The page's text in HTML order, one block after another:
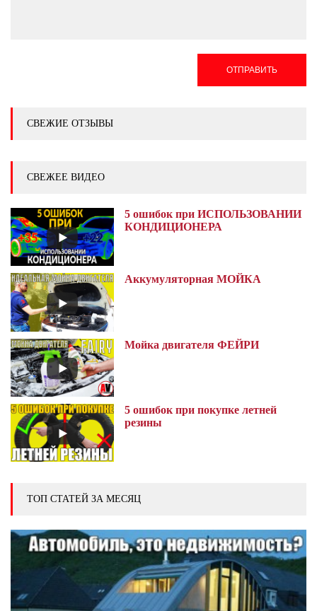
ОТПРАВИТЬ
СВЕЖИЕ ОТЗЫВЫ
СВЕЖЕЕ ВИДЕО
5 ошибок при ИСПОЛЬЗОВАНИИ
КОНДИЦИОНЕРА
Аккумуляторная МОЙКА
Мойка двигателя ФЕЙРИ
5 ошибок при покупке летней
резины
ТОП СТАТЕЙ ЗА МЕСЯЦ